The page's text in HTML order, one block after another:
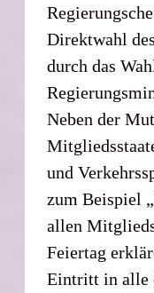
Direktwahl
durch das
Neben der
und
zum Beispiel
allen
Feiertag
Eintritt in alle